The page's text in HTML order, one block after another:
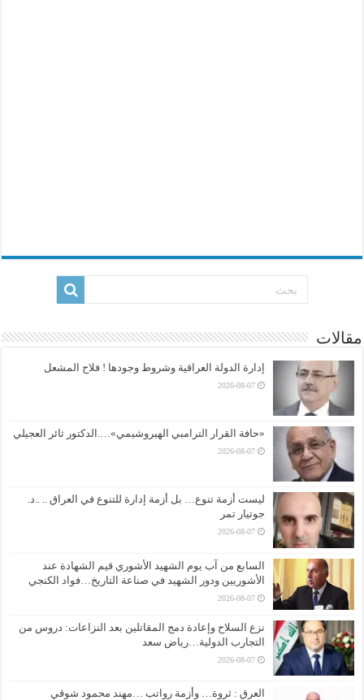
مقالات
إدارة الدولة العراقية وشروط وجودها ! فلاح المشعل
2026-08-07
«حافة القرار الترامبي الهيروشيمي»….الدكتور ثائر العجيلي
2026-08-07
ليست أزمة تنوع… بل أزمة إدارة للتنوع في العراق .. ..د.
جوتيار تمر
2026-08-07
السابع من آب يوم الشهيد الأشوري قيم الشهادة عند
الأشوريين ودور الشهيد في صناعة التاريخ…فواد الكنجي
2026-08-07
نزع السلاح وإعادة دمج المقاتلين بعد النزاعات: دروس من
التجارب الدولية…رياض سعد
2026-08-07
العرق : ثروة… وأزمة رواتب …مهند محمود شوقي